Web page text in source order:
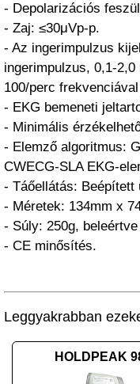
- Depolarizációs
- Zaj: ≤30μVp-p.
- Az ingerimpulzus
ingerimpulzus, 0,1-
100/perc
- EKG bemeneti
- Minimális
- Elemző algoritmus:
CWECG-SLA EKG-
- Táőellátás: Beépített
- Méretek: 134mm x
- Súly: 250g,
- CE minősítés.
Leggyakrabban
HOLDPEAK